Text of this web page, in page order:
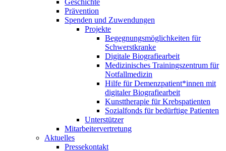
Prävention
Spenden und Zuwendungen
Projekte
Begegnungsmöglichkeiten für
Schwerstkranke
Digitale Biografiearbeit
Medizinisches Trainingszentrum für
Notfallmedizin
Hilfe für Demenzpatient*innen mit
digitaler Biografiearbeit
Kunsttherapie für Krebspatienten
Sozialfonds für bedürftige Patienten
Unterstützer
Mitarbeitervertretung
Aktuelles
Pressekontakt